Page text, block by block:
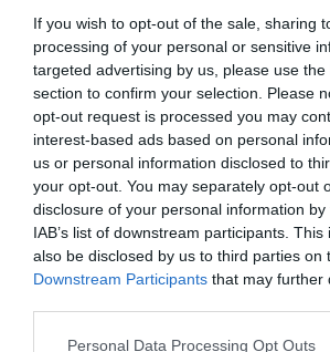
If you wish to opt-out of the sale, sharing
processing of your personal or sensitive
targeted advertising by us, please use
section to confirm your selection. Please
opt-out request is processed you may
interest-based ads based on personal
us or personal information disclosed to
your opt-out. You may separately opt-out
disclosure of your personal information
IAB’s list of downstream participants.
also be disclosed by us to third parties on
Downstream Participants that may further
Personal Data Processing Opt Outs